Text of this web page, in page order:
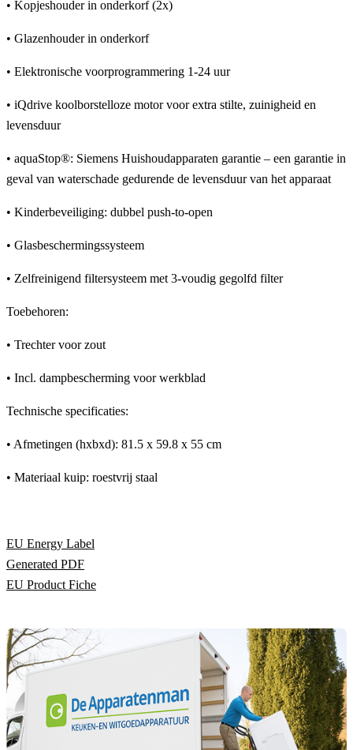
• Kopjeshouder in onderkorf (2x)
• Glazenhouder in onderkorf
• Elektronische voorprogrammering 1-24 uur
• iQdrive koolborstelloze motor voor extra stilte, zuinigheid en
levensduur
• aquaStop®: Siemens Huishoudapparaten garantie – een garantie in
geval van waterschade gedurende de levensduur van het apparaat
• Kinderbeveiliging: dubbel push-to-open
• Glasbeschermingssysteem
• Zelfreinigend filtersysteem met 3-voudig gegolfd filter
Toebehoren:
• Trechter voor zout
• Incl. dampbescherming voor werkblad
Technische specificaties:
• Afmetingen (hxbxd): 81.5 x 59.8 x 55 cm
• Materiaal kuip: roestvrij staal
EU Energy Label
Generated PDF
EU Product Fiche